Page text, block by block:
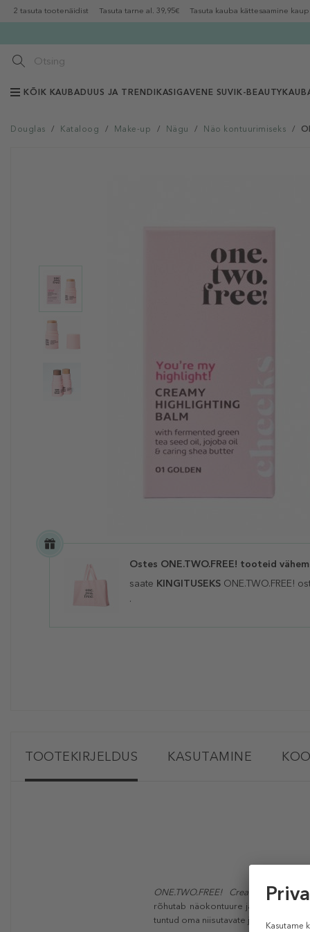
2 tasuta tootenäidist Tasuta tarne al. 39,95€ Tasuta kauba kättesaamine
KÕIK KAUBADUUS JA TRENDIKAS IGAVENE SUVI K-BEAUTY
Douglas / Kataloog / Make-up / Nägu / Näo kontuurimiseks /
Ostes ONE.TWO.FREE! tooteid
saate KINGITUSEKS ONE.TWO.FREE!
.
TOOTEKIRJELDUS KASUTAMINE
ONE.TWO.FREE! Creamy
rõhutab näokontuure ja äratab teie
tuntud oma niisutavate ja toitvate